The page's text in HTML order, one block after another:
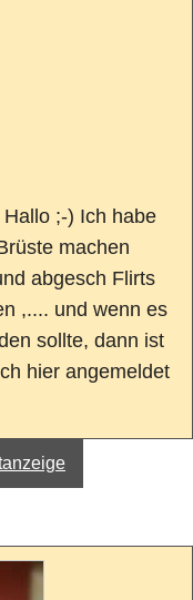
;-) Ich habe
machen
abgesch Flirts
,.... und wenn es
sollte, dann ist
hier angemeldet